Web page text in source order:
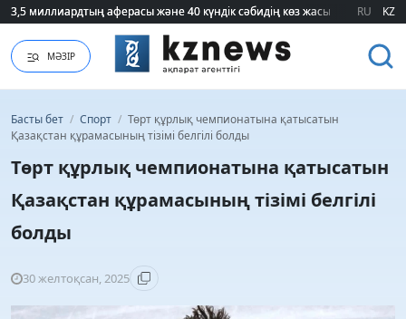
3,5 миллиардтың аферасы және 40 күндік сәбидің көз жасы:
3,5 миллиардтың аферасы және 40 күндік сәбидің көз жасы: RU KZ
МӘЗІР
Басты бет / Спорт / Төрт құрлық чемпионатына қатысатын
Қазақстан құрамасының тізімі белгілі болды
Төрт құрлық чемпионатына қатысатын
Қазақстан құрамасының тізімі белгілі
болды
30 желтоқсан, 2025